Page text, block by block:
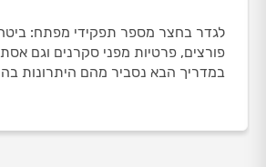
לגדר בחצר מספר תפקידי מפתח:
פורצים, פרטיות מפני סקרנים וגם
במדריך הבא נסביר מהם היתרונות
גדרות מברזל קיימים ואיך מתנהלים
המסגר?